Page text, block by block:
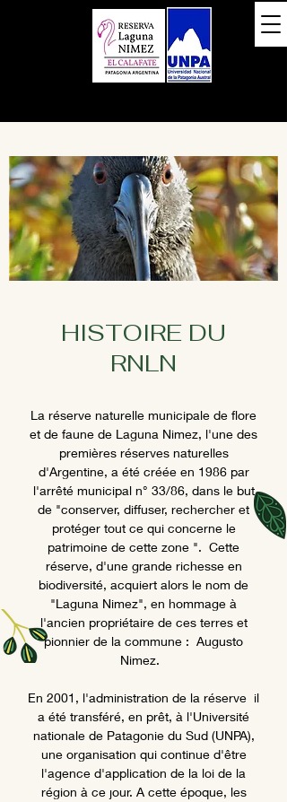
HISTOIRE DU
RNLN
La réserve naturelle municipale de flore
et de faune de Laguna Nimez, l'une des
premières réserves naturelles
d'Argentine, a été créée en 1986 par
l'arrêté municipal n° 33/86, dans le but
de "conserver, diffuser, rechercher et
protéger tout ce qui concerne le
patrimoine de cette zone ". Cette
réserve, d'une grande richesse en
biodiversité, acquiert alors le nom de
"Laguna Nimez", en hommage à
l'ancien propriétaire de ces terres et
pionnier de la commune : Augusto
Nimez.
En 2001, l'administration de la réserve il
a été transféré, en prêt, à l'Université
nationale de Patagonie du Sud (UNPA),
une organisation qui continue d'être
l'agence d'application de la loi de la
région à ce jour. A cette époque, les